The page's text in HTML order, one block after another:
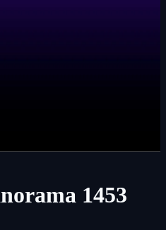
1453